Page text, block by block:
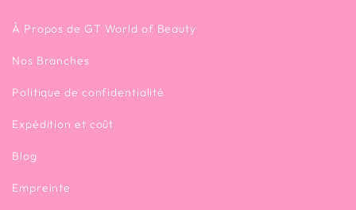
À Propos de GT World of Beauty
Nos Branches
Politique de confidentialité
Expédition et coût
Blog
Empreinte